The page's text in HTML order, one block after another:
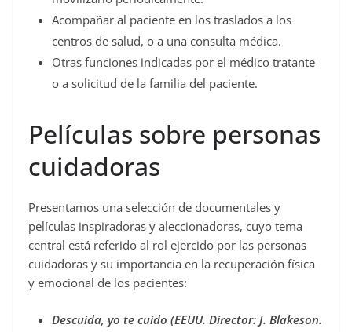
Acompañar al paciente en los traslados a los
centros de salud, o a una consulta médica.
Otras funciones indicadas por el médico tratante
o a solicitud de la familia del paciente.
Películas sobre personas
cuidadoras
Presentamos una selección de documentales y
películas inspiradoras y aleccionadoras, cuyo tema
central está referido al rol ejercido por las personas
cuidadoras y su importancia en la recuperación física
y emocional de los pacientes:
Descuida, yo te cuido (EEUU. Director: J. Blakeson.